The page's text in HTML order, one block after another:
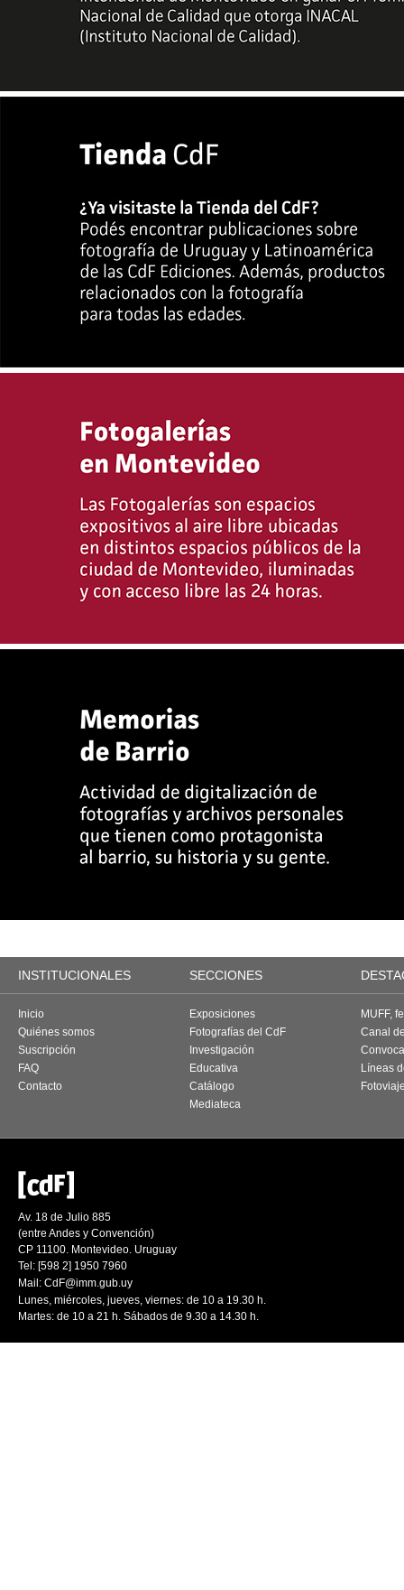
INSTITUCIONALES SECCIONES
Inicio
Quiénes somos
Suscripción
FAQ
Contacto
Exposiciones
Fotografías del CdF
Investigación
Educativa
Catálogo
Mediateca
MUFF,
Canal
Líneas
Av. 18 de Julio 885
(entre Andes y Convención)
CP 11100. Montevideo. Uruguay
Tel: [598 2] 1950 7960
Mail: CdF@imm.gub.uy
Lunes, miércoles, jueves, viernes: de 10 a 19.30 h.
Martes: de 10 a 21 h. Sábados de 9.30 a 14.30 h.